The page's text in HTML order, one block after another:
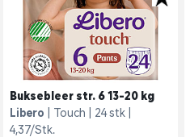
Buksebleer str. 6 13-20 kg
Libero
Touch
24 stk
4,37/Stk.